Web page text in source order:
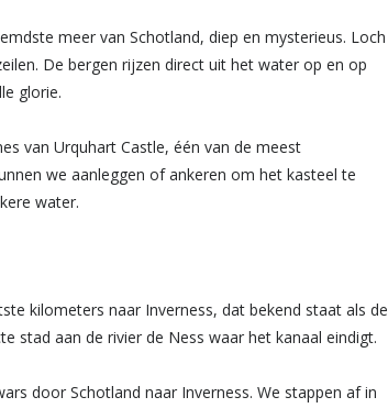
meer van Schotland, diep en mysterieus. Loch
De bergen rijzen direct uit het water op en op
glorie.
van Urquhart Castle, één van de meest
we aanleggen of ankeren om het kasteel te
water.
kilometers naar Inverness, dat bekend staat als de
stad aan de rivier de Ness waar het kanaal eindigt.
door Schotland naar Inverness. We stappen af in